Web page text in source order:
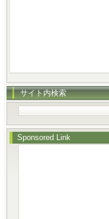
サイト内検索
Sponsored Link